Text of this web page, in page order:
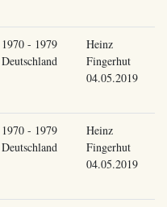
1970 - 1979
Deutschland
Heinz
Fingerhut
04.05.2019
1970 - 1979
Deutschland
Heinz
Fingerhut
04.05.2019